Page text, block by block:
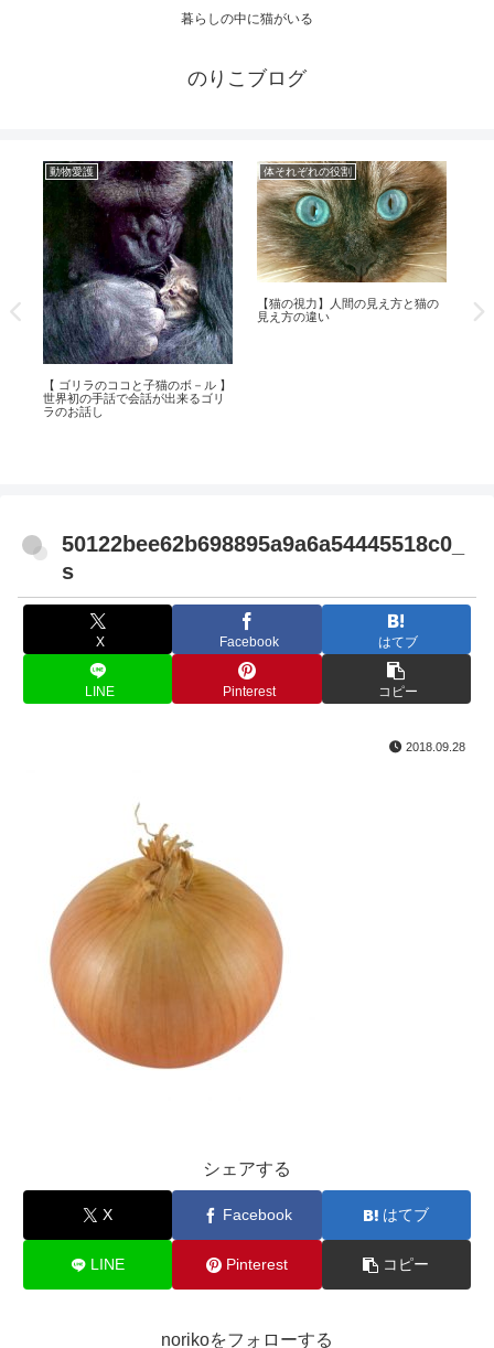
暮らしの中に猫がいる
のりこブログ
動物愛護
【 ゴリラのココと子猫のボ－ル 】
世界初の手話で会話が出来るゴリ
ラのお話し
体それぞれの役割
【猫の視力】人間の見え方と猫の
見え方の違い
50122bee62b698895a9a6a54445518c0_
s
X Facebook はてブ
LINE Pinterest コピー
2018.09.28
シェアする
X Facebook はてブ
LINE Pinterest コピー
norikoをフォローする